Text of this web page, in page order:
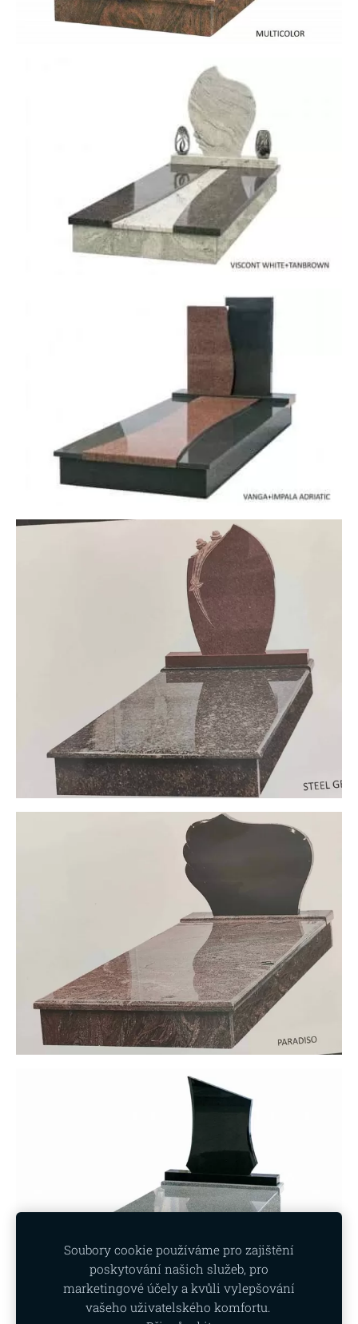
Soubory cookie používáme pro zajištění
poskytování našich služeb, pro
marketingové účely a kvůli vylepšování
vašeho uživatelského komfortu.